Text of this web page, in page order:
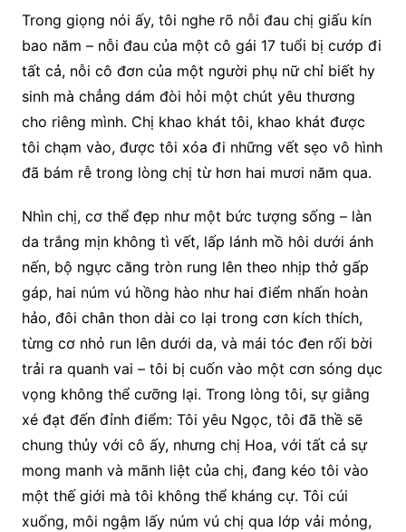
Trong giọng nói ấy, tôi nghe rõ nỗi đau chị giấu kín
bao năm – nỗi đau của một cô gái 17 tuổi bị cướp đi
tất cả, nỗi cô đơn của một người phụ nữ chỉ biết hy
sinh mà chẳng dám đòi hỏi một chút yêu thương
cho riêng mình. Chị khao khát tôi, khao khát được
tôi chạm vào, được tôi xóa đi những vết sẹo vô hình
đã bám rễ trong lòng chị từ hơn hai mươi năm qua.
Nhìn chị, cơ thể đẹp như một bức tượng sống – làn
da trắng mịn không tì vết, lấp lánh mồ hôi dưới ánh
nến, bộ ngực căng tròn rung lên theo nhịp thở gấp
gáp, hai núm vú hồng hào như hai điểm nhấn hoàn
hảo, đôi chân thon dài co lại trong cơn kích thích,
từng cơ nhỏ run lên dưới da, và mái tóc đen rối bời
trải ra quanh vai – tôi bị cuốn vào một cơn sóng dục
vọng không thể cưỡng lại. Trong lòng tôi, sự giằng
xé đạt đến đỉnh điểm: Tôi yêu Ngọc, tôi đã thề sẽ
chung thủy với cô ấy, nhưng chị Hoa, với tất cả sự
mong manh và mãnh liệt của chị, đang kéo tôi vào
một thế giới mà tôi không thể kháng cự. Tôi cúi
xuống, môi ngậm lấy núm vú chị qua lớp vải mỏng,